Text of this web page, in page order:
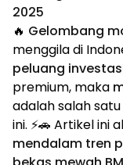
2025
🔥 Gelombang
menggila di
peluang
premium, maka
adalah salah
ini. ⚡🚗 Artikel ini
mendalam tren